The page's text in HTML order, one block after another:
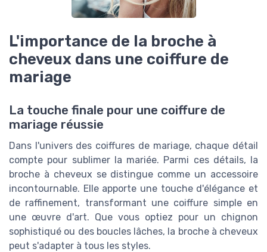
L'importance de la broche à
cheveux dans une coiffure de
mariage
La touche finale pour une coiffure de
mariage réussie
Dans l'univers des coiffures de mariage, chaque détail
compte pour sublimer la mariée. Parmi ces détails, la
broche à cheveux se distingue comme un accessoire
incontournable. Elle apporte une touche d'élégance et
de raffinement, transformant une coiffure simple en
une œuvre d'art. Que vous optiez pour un chignon
sophistiqué ou des boucles lâches, la broche à cheveux
peut s'adapter à tous les styles.